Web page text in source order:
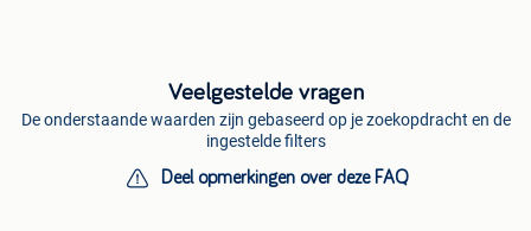
Veelgestelde vragen
De onderstaande waarden zijn gebaseerd op je zoekopdracht en de
ingestelde filters
Deel opmerkingen over deze FAQ